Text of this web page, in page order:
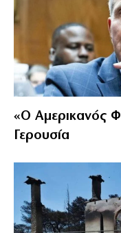
«Ο Αμερικανός
Γερουσία